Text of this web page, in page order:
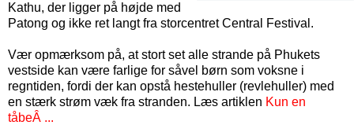
Kathu, der ligger på højde med
Patong og ikke ret langt fra storcentret Central Festival.
Vær opmærksom på, at stort set alle strande på Phukets
vestside kan være farlige for såvel børn som voksne i
regntiden, fordi der kan opstå hestehuller (revlehuller) med
en stærk strøm væk fra stranden. Læs artiklen Kun en
tåbeÂ ...